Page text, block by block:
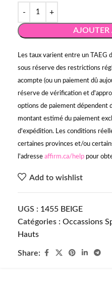
AJOUTER
Les taux varient entre un TAEG
sous réserve des restrictions
acompte (ou un paiement dû
réserve de vérification et
options de paiement dépendent
montant estimé du paiement
d'expédition. Les conditions
certaines provinces et/ou
l'adresse affirm.ca/help pour
Add to wishlist
UGS : 1455 BEIGE
Catégories : Occassions
Hauts
Share: